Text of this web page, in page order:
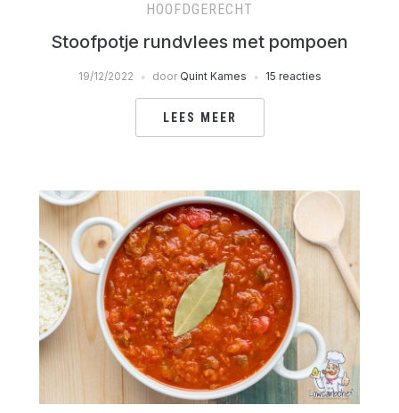
HOOFDGERECHT
Stoofpotje rundvlees met pompoen
19/12/2022 door Quint Kames 15 reacties
LEES MEER